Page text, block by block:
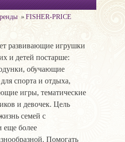
FISHER-PRICE
развивающие игрушки
и детей постарше:
обучающие
спорта и отдыха,
игры, тематические
и девочек. Цель
семей с
еще более
Помогать